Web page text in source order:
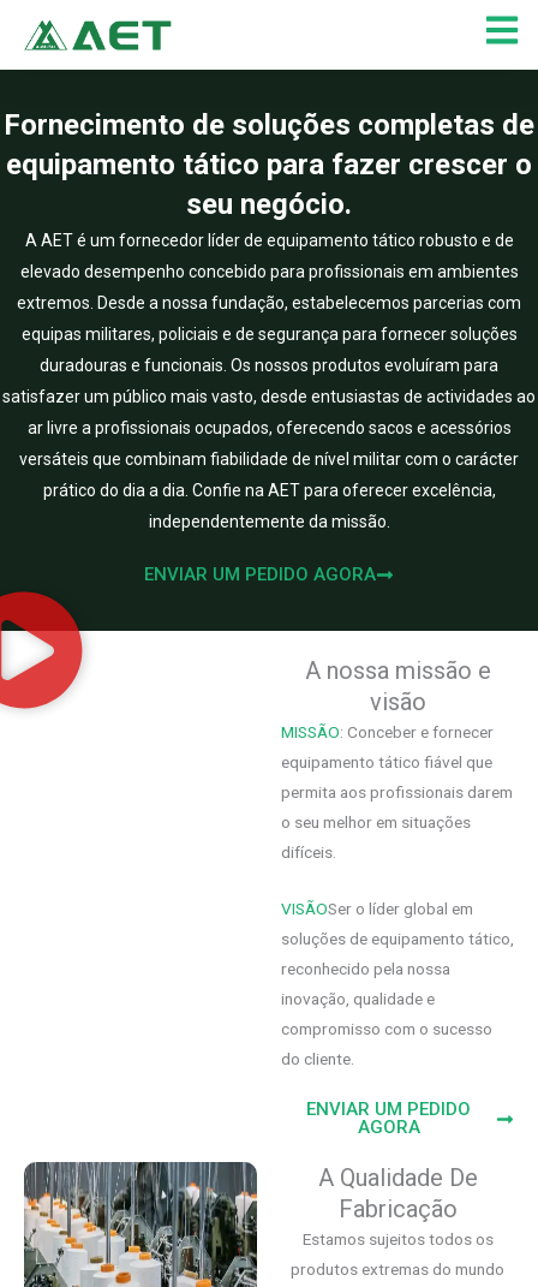
content
Fornecimento de soluções completas de
equipamento tático para fazer crescer o
seu negócio.
A AET é um fornecedor líder de equipamento tático robusto e de
elevado desempenho concebido para profissionais em ambientes
extremos. Desde a nossa fundação, estabelecemos parcerias com
equipas militares, policiais e de segurança para fornecer soluções
duradouras e funcionais. Os nossos produtos evoluíram para
satisfazer um público mais vasto, desde entusiastas de actividades ao
ar livre a profissionais ocupados, oferecendo sacos e acessórios
versáteis que combinam fiabilidade de nível militar com o carácter
prático do dia a dia. Confie na AET para oferecer excelência,
independentemente da missão.
ENVIAR UM PEDIDO AGORA
A nossa missão e
visão
MISSÃO: Conceber e fornecer
equipamento tático fiável que
permita aos profissionais darem
o seu melhor em situações
difíceis.
VISÃOSer o líder global em
soluções de equipamento tático,
reconhecido pela nossa
inovação, qualidade e
compromisso com o sucesso
do cliente.
ENVIAR UM PEDIDO
AGORA
A Qualidade De
Fabricação
Estamos sujeitos todos os
produtos extremas do mundo